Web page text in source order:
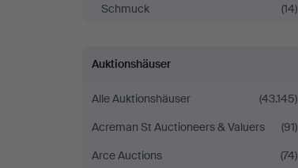
Schmuck
(14)
Auktionshäuser
Alle Auktionshäuser
(43.145)
Acreman St Auctioneers & Valuers
(91)
Arce Auctions
(74)